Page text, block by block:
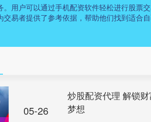
用户可以通过手机配资软件轻松进行股票
易者提供了参考依据，帮助他们找到适合自
05-26
炒股配资代理 解锁
梦想